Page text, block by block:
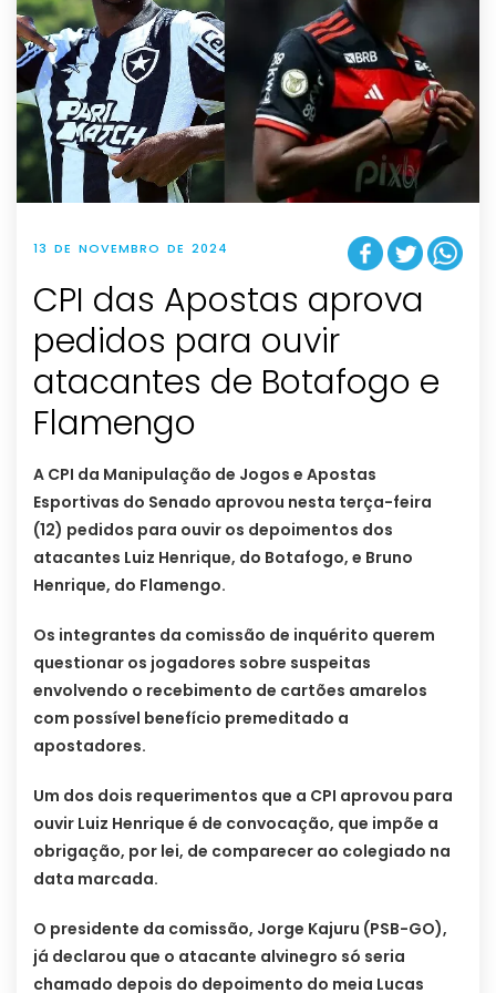
13 DE NOVEMBRO DE 2024
CPI das Apostas aprova
pedidos para ouvir
atacantes de Botafogo e
Flamengo
A CPI da Manipulação de Jogos e Apostas
Esportivas do Senado aprovou nesta terça-feira
(12) pedidos para ouvir os depoimentos dos
atacantes Luiz Henrique, do Botafogo, e Bruno
Henrique, do Flamengo.
Os integrantes da comissão de inquérito querem
questionar os jogadores sobre suspeitas
envolvendo o recebimento de cartões amarelos
com possível benefício premeditado a
apostadores.
Um dos dois requerimentos que a CPI aprovou para
ouvir Luiz Henrique é de convocação, que impõe a
obrigação, por lei, de comparecer ao colegiado na
data marcada.
O presidente da comissão, Jorge Kajuru (PSB-GO),
já declarou que o atacante alvinegro só seria
chamado depois do depoimento do meia Lucas